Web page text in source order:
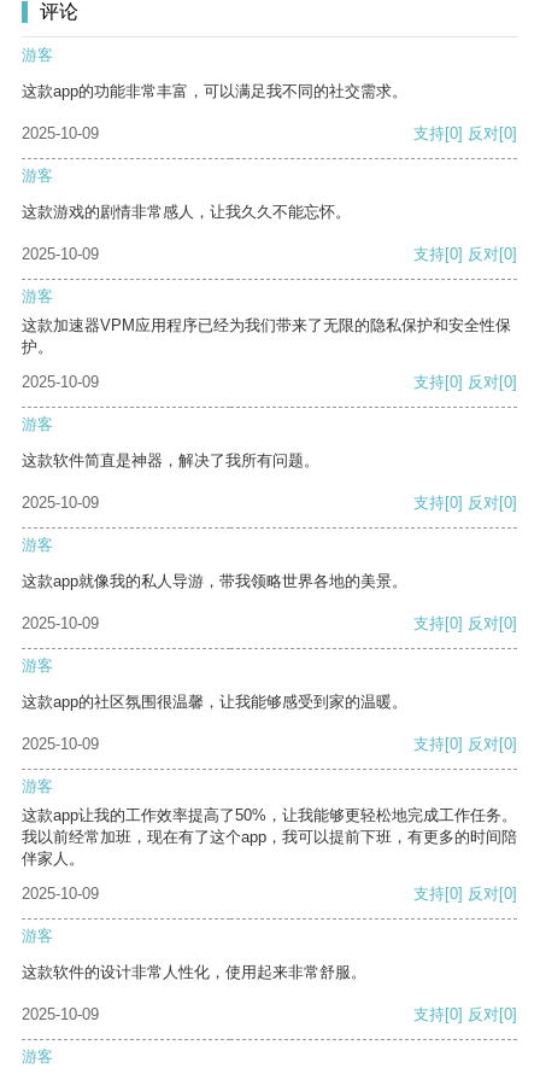
评论
游客
这款app的功能非常丰富，可以满足我不同的社交需求。
2025-10-09 支持[0] 反对[0]
游客
这款游戏的剧情非常感人，让我久久不能忘怀。
2025-10-09 支持[0] 反对[0]
游客
这款加速器VPM应用程序已经为我们带来了无限的隐私保护和安全性保
护。
2025-10-09
支持[0] 反对[0]
游客
这款软件简直是神器，解决了我所有问题。
2025-10-09 支持[0] 反对[0]
游客
这款app就像我的私人导游，带我领略世界各地的美景。
2025-10-09 支持[0] 反对[0]
游客
这款app的社区氛围很温馨，让我能够感受到家的温暖。
2025-10-09 支持[0] 反对[0]
游客
这款app让我的工作效率提高了50%，让我能够更轻松地完成工作任务。
我以前经常加班，现在有了这个app，我可以提前下班，有更多的时间陪
伴家人。
2025-10-09
支持[0] 反对[0]
游客
这款软件的设计非常人性化，使用起来非常舒服。
2025-10-09 支持[0] 反对[0]
游客